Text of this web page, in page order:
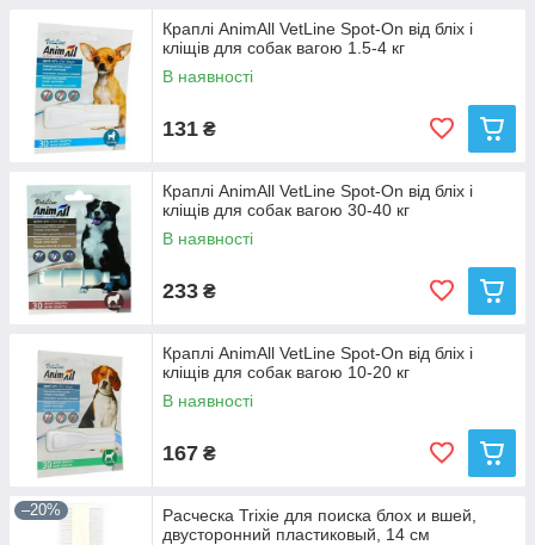
Краплі AnimAll VetLine Spot-On від бліх і
кліщів для собак вагою 1.5-4 кг
В наявності
131 ₴
Краплі AnimAll VetLine Spot-On від бліх і
кліщів для собак вагою 30-40 кг
В наявності
233 ₴
Краплі AnimAll VetLine Spot-On від бліх і
кліщів для собак вагою 10-20 кг
В наявності
167 ₴
–20%
Расческа Trixie для поиска блох и вшей,
двусторонний пластиковый, 14 см